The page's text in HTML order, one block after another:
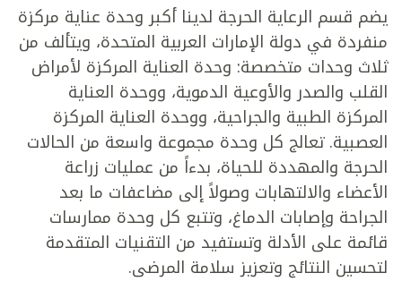
يضم قسم الرعاية الحرجة لدينا أكبر وحدة عناية مركزة
منفردة في دولة الإمارات العربية المتحدة، ويتألف من
ثلاث وحدات متخصصة: وحدة العناية المركزة لأمراض
القلب والصدر والأوعية الدموية، ووحدة العناية
المركزة الطبية والجراحية، ووحدة العناية المركزة
العصبية. تعالج كل وحدة مجموعة واسعة من الحالات
الحرجة والمهددة للحياة، بدءاً من عمليات زراعة
الأعضاء والالتهابات وصولاً إلى مضاعفات ما بعد
الجراحة وإصابات الدماغ، وتتبع كل وحدة ممارسات
قائمة على الأدلة وتستفيد من التقنيات المتقدمة
لتحسين النتائج وتعزيز سلامة المرضى.